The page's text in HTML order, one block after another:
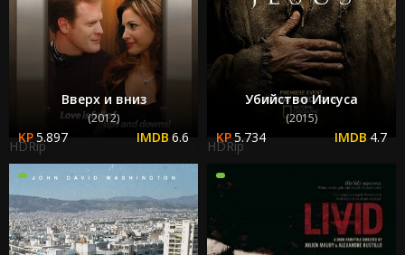
Вверх и вниз
(2012)
5.897 6.6
HDRip
Убийство Иисуса
(2015)
5.734 4.7
HDRip